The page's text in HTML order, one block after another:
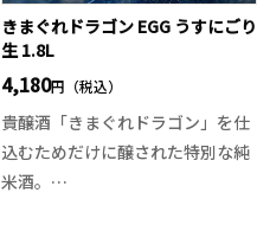
きまぐれドラゴン EGG うすにごり
生 1.8L
4,180円（税込）
貴醸酒「きまぐれドラゴン」を仕
込むためだけに醸された特別な純
米酒。